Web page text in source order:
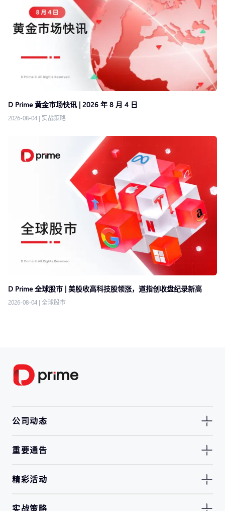
D Prime 黄金市场快讯 | 2026 年 8 月 4 日
2026-08-04 | 实战策略
D Prime 全球股市 | 美股收高科技股领涨，道指创收盘纪录新高
2026-08-04 | 全球股市
公司动态
重要通告
精彩活动
实战策略